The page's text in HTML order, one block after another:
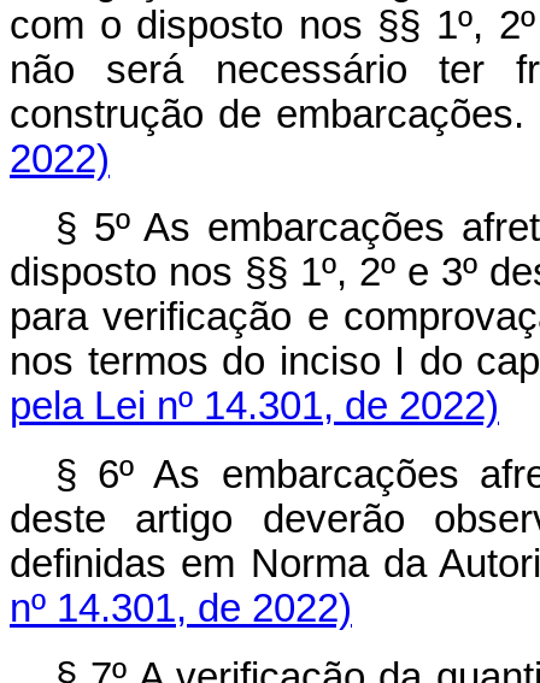
com o disposto nos §§ 1º,
não será necessário ter
construção de
2022)
§ 5º As embarcações
disposto nos §§ 1º, 2º e 3º
para verificação e
nos termos do inciso I do
pela Lei nº 14.301, de 2022)
§ 6º As embarcações
deste artigo deverão
definidas em Norma da
nº 14.301, de 2022)